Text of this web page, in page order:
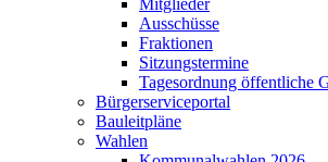
Mitglieder
Ausschüsse
Fraktionen
Sitzungstermine
Tagesordnung öffentliche
Bürgerserviceportal
Bauleitpläne
Wahlen